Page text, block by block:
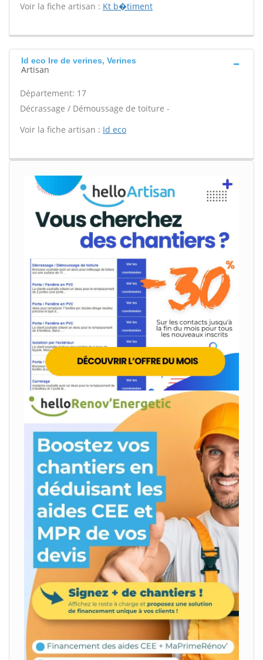
Voir la fiche artisan : Kt b�timent
Id eco Ire de verines, Verines
Artisan
Département: 17
Décrassage / Démoussage de toiture -
Voir la fiche artisan : Id eco